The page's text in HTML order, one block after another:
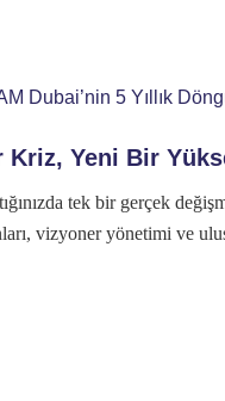
Kriz, Yeni Bir
tek bir gerçek
vizyoner yönetimi ve